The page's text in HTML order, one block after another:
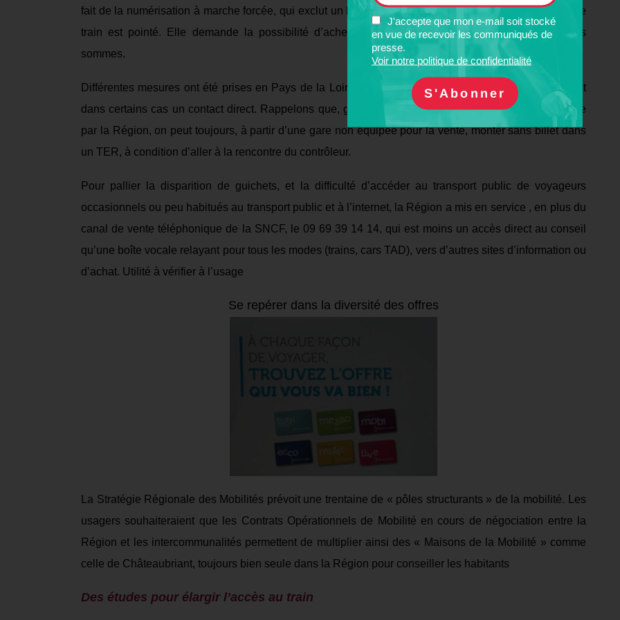
J'accepte que mon e-mail soit stocké
en vue de recevoir les communiqués de
presse.
Voir notre politique de confidentialité
fait de la numérisation à marche forcée, qui exclutun habitant sur 5 ; le manque d’accès aux billets de
train est pointé. Elle demande la possibilité d’acheter en espèces, en particulier pour les petites
sommes.
Différentes mesures ont été prises en Pays de la Loire, restent insuffisantes
, rien ne remplaçant
dans certains cas un contact direct. Rappelons que, grâce à la mobilisation des associations, relayée
par la Région, on peut toujours, à partir d’une gare non équipée pour la vente, monter sans billet dans
un TER, à condition d’aller à la rencontre du contrôleur.
Pour pallier la disparition de guichets, et la difficulté d’accéder au transport public d e voyageurs
occasionnels ou peu habitués au transport public et à l’internet, la Région a mis en service , en plus du
canal de ventetéléphonique de la SNCF, le 09 69 39 14 14, qui est moins un accès direct au conseil
qu’une boîte vocale relayant pour tous les modes (trains, cars TAD), vers d’autres sites d’information ou
d’achat. Utilité à vérifier à l’usage
Se repérer dans la diversité des offres
La Stratégie Régionale des Mobilités prévoit une trentaine de « pôles structurants » de la mobilité.
Les
usagers souhaiteraient que les Contrats Opérationnels de Mobilité en cours de négociation entre la
Région et les intercommunalités permettent de multiplier ainsi des « Maisons de la Mobilité » comme
celle de Châteaubriant, toujours bien seule dans la Région pour conseiller les habitants
Des études pour élargir l’accès au train